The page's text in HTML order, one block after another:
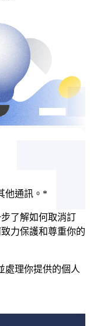
他通訊。 *
了解如何取消訂
力保護和尊重你的
處理你提供的個人